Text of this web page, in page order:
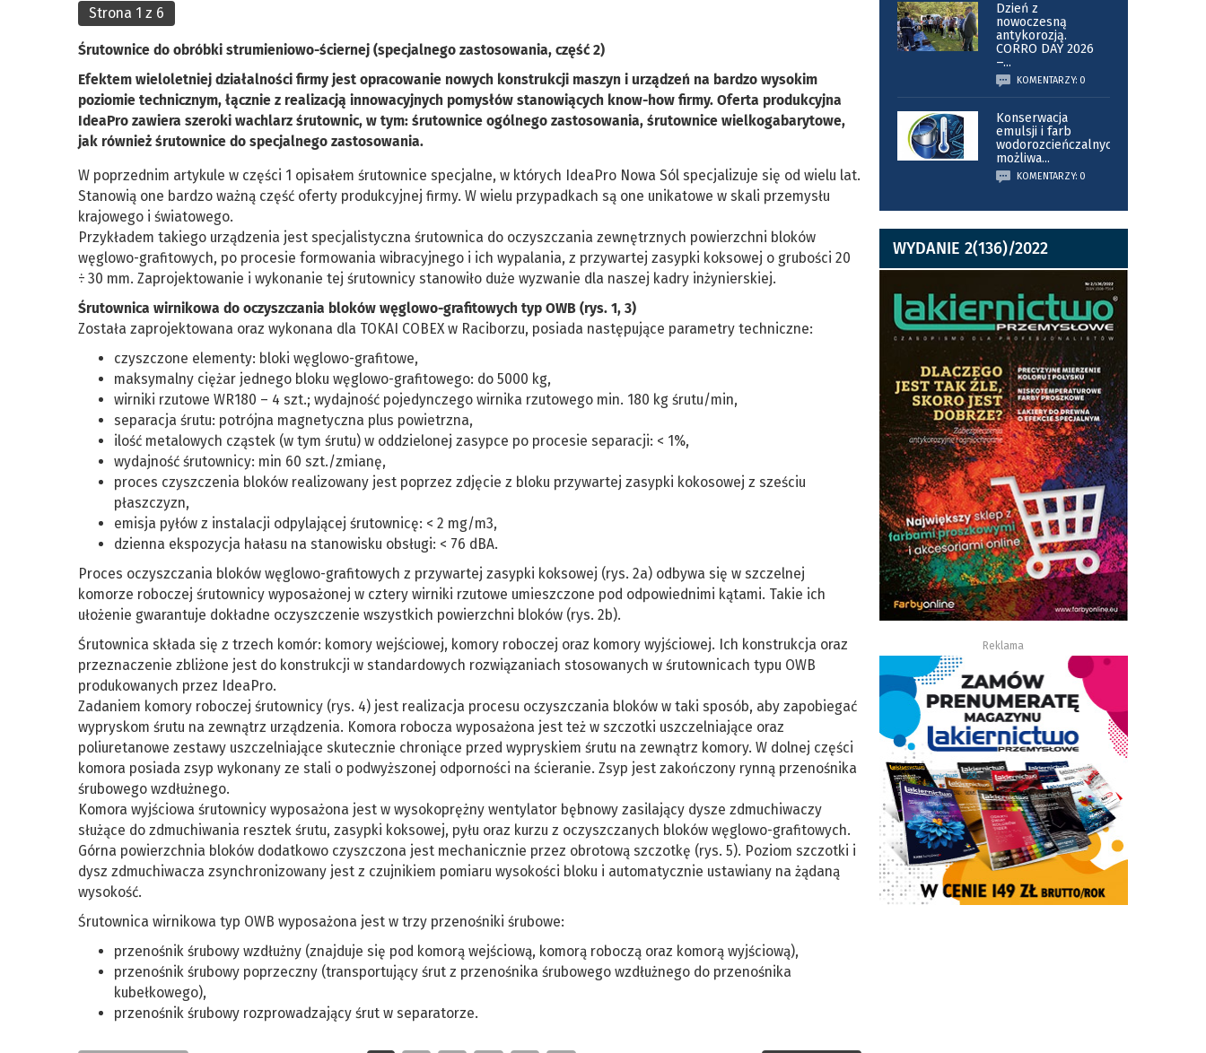
Strona 1 z 6
Śrutownice do obróbki strumieniowo-ściernej (specjalnego zastosowania, część 2)
Efektem wieloletniej działalności firmy jest opracowanie nowych konstrukcji maszyn i urządzeń na bardzo wysokim
poziomie technicznym, łącznie z realizacją innowacyjnych pomysłów stanowiących know-how firmy. Oferta produkcyjna
IdeaPro zawiera szeroki wachlarz śrutownic, w tym: śrutownice ogólnego zastosowania, śrutownice wielkogabarytowe,
jak również śrutownice do specjalnego zastosowania.
W poprzednim artykule w części 1 opisałem śrutownice specjalne, w których IdeaPro Nowa Sól specjalizuje się od wielu lat.
Stanowią one bardzo ważną część oferty produkcyjnej firmy. W wielu przypadkach są one unikatowe w skali przemysłu
krajowego i światowego.
Przykładem takiego urządzenia jest specjalistyczna śrutownica do oczyszczania zewnętrznych powierzchni bloków
węglowo-grafitowych, po procesie formowania wibracyjnego i ich wypalania, z przywartej zasypki koksowej o grubości 20
÷ 30 mm. Zaprojektowanie i wykonanie tej śrutownicy stanowiło duże wyzwanie dla naszej kadry inżynierskiej.
Śrutownica wirnikowa do oczyszczania bloków węglowo-grafitowych typ OWB (rys. 1, 3)
Została zaprojektowana oraz wykonana dla TOKAI COBEX w Raciborzu, posiada następujące parametry techniczne:
czyszczone elementy: bloki węglowo-grafitowe,
maksymalny ciężar jednego bloku węglowo-grafitowego: do 5000 kg,
wirniki rzutowe WR180 – 4 szt.; wydajność pojedynczego wirnika rzutowego min. 180 kg śrutu/min,
separacja śrutu: potrójna magnetyczna plus powietrzna,
ilość metalowych cząstek (w tym śrutu) w oddzielonej zasypce po procesie separacji: < 1%,
wydajność śrutownicy: min 60 szt./zmianę,
proces czyszczenia bloków realizowany jest poprzez zdjęcie z bloku przywartej zasypki kokosowej z sześciu
płaszczyzn,
emisja pyłów z instalacji odpylającej śrutownicę: < 2 mg/m3,
dzienna ekspozycja hałasu na stanowisku obsługi: < 76 dBA.
Proces oczyszczania bloków węglowo-grafitowych z przywartej zasypki koksowej (rys. 2a) odbywa się w szczelnej
komorze roboczej śrutownicy wyposażonej w cztery wirniki rzutowe umieszczone pod odpowiednimi kątami. Takie ich
ułożenie gwarantuje dokładne oczyszczenie wszystkich powierzchni bloków (rys. 2b).
Śrutownica składa się z trzech komór: komory wejściowej, komory roboczej oraz komory wyjściowej. Ich konstrukcja oraz
przeznaczenie zbliżone jest do konstrukcji w standardowych rozwiązaniach stosowanych w śrutownicach typu OWB
produkowanych przez IdeaPro.
Zadaniem komory roboczej śrutownicy (rys. 4) jest realizacja procesu oczyszczania bloków w taki sposób, aby zapobiegać
wypryskom śrutu na zewnątrz urządzenia. Komora robocza wyposażona jest też w szczotki uszczelniające oraz
poliuretanowe zestawy uszczelniające skutecznie chroniące przed wypryskiem śrutu na zewnątrz komory. W dolnej części
komora posiada zsyp wykonany ze stali o podwyższonej odporności na ścieranie. Zsyp jest zakończony rynną przenośnika
śrubowego wzdłużnego.
Komora wyjściowa śrutownicy wyposażona jest w wysokoprężny wentylator bębnowy zasilający dysze zdmuchiwaczy
służące do zdmuchiwania resztek śrutu, zasypki koksowej, pyłu oraz kurzu z oczyszczanych bloków węglowo-grafitowych.
Górna powierzchnia bloków dodatkowo czyszczona jest mechanicznie przez obrotową szczotkę (rys. 5). Poziom szczotki i
dysz zdmuchiwacza zsynchronizowany jest z czujnikiem pomiaru wysokości bloku i automatycznie ustawiany na żądaną
wysokość.
Śrutownica wirnikowa typ OWB wyposażona jest w trzy przenośniki śrubowe:
przenośnik śrubowy wzdłużny (znajduje się pod komorą wejściową, komorą roboczą oraz komorą wyjściową),
przenośnik śrubowy poprzeczny (transportujący śrut z przenośnika śrubowego wzdłużnego do przenośnika
kubełkowego),
przenośnik śrubowy rozprowadzający śrut w separatorze.
Dzień z
nowoczesną
antykorozją.
CORRO DAY 2026
–...
KOMENTARZY: 0
Konserwacja
emulsji i farb
wodorozcieńczalnych
możliwa...
KOMENTARZY: 0
WYDANIE 2(136)/2022
Reklama